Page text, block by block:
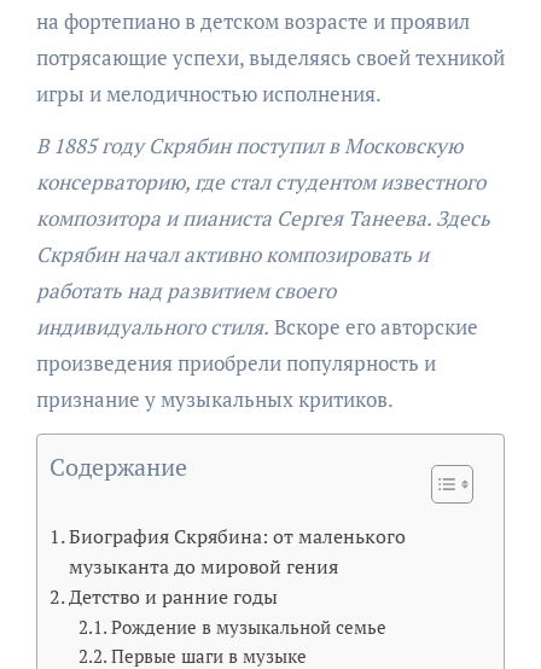
на фортепиано в детском возрасте и проявил
потрясающие успехи, выделяясь своей техникой
игры и мелодичностью исполнения.
В 1885 году Скрябин поступил в Московскую
консерваторию, где стал студентом известного
композитора и пианиста Сергея Танеева. Здесь
Скрябин начал активно композировать и
работать над развитием своего
индивидуального стиля. Вскоре его авторские
произведения приобрели популярность и
признание у музыкальных критиков.
Содержание
Биография Скрябина: от маленького
музыканта до мировой гения
Детство и ранние годы
Рождение в музыкальной семье
Первые шаги в музыке